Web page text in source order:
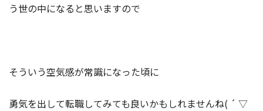
う世の中になると思いますので
そういう空気感が常識になった頃に
勇気を出して転職してみても良いかもしれませんね( ´ ▽